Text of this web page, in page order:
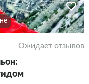
Ожидает отзывов